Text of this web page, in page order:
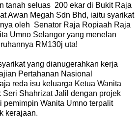
tanah seluas 200 ekar di Bukit Raja
Awan Megah Sdn Bhd, iaitu syarikat
oleh Senator Raja Ropiaah Raja
Umno Selangor yang menelan
RM130j uta!
yang dianugerahkan kerja
Pertahanan Nasional
reda isu keluarga Ketua Wanita
Seri Shahrizat Jalil dengan projek
pemimpin Wanita Umno terpalit
kerajaan.